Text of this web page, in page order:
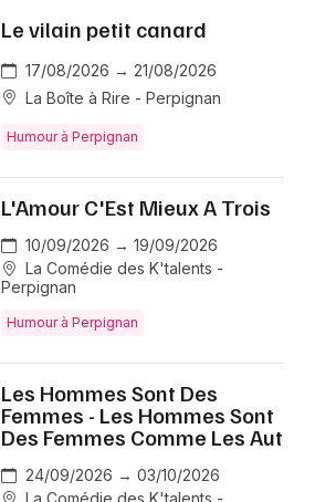
Le vilain petit canard
17/08/2026 → 21/08/2026
La Boîte à Rire - Perpignan
Humour à Perpignan
L'Amour C'Est Mieux A Trois
10/09/2026 → 19/09/2026
La Comédie des K'talents -
Perpignan
Humour à Perpignan
Les Hommes Sont Des
Femmes - Les Hommes Sont
Des Femmes Comme Les Aut
24/09/2026 → 03/10/2026
La Comédie des K'talents -